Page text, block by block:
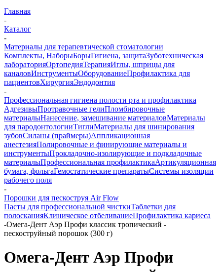
Главная
-
Каталог
-
Материалы для терапевтической стоматологии
Комплекты, НаборыБорыГигиена, защитаЗуботехническая
лабораторияОртопедияТерапияИглы, шприцы для
каналовИнструментыОборудованиеПрофилактика для
пациентовХирургияЭндодонтия
-
Профессиональная гигиена полости рта и профилактика
АдгезивыПротравочные гелиПломбировочные
материалыНанесение, замешивание материаловМатериалы
для пародонтологииТиглиМатериалы для шинирования
зубовСиланы (праймеры)Аппликационная
анестезияПолировочные и финирующие материалы и
инструментыПрокладочно-изолирующие и подкладочные
материалыПрофессиональная профилактикаАртикуляционная
бумага, фольгаГемостатические препаратыСистемы изоляции
рабочего поля
-
Порошки для пескоструя Air Flow
Пасты для профессиональной чисткиТаблетки для
полосканияКлиническое отбеливаниеПрофилактика кариеса
-Омега-Дент Аэр Профи классик тропический -
пескоструйный порошок (300 г)
Омега-Дент Аэр Профи